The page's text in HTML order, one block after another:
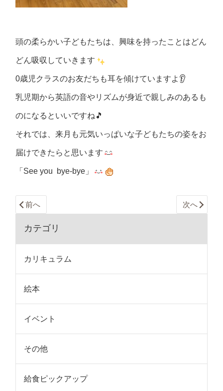
頭の柔らかい子どもたちは、興味を持ったことはどん
どん吸収していきます
0歳児クラスのお友だちも耳を傾けていますよ 👂
乳児期から英語の音やリズムが身近で親しみのあるも
のになるといいですね 🎵
それでは、来月も元気いっぱいな子どもたちの姿をお
届けできたらと思います
「 See you bye-bye 」
前へ 次へ
カテゴリ
カリキュラム
絵本
イベント
その他
給食ピックアップ